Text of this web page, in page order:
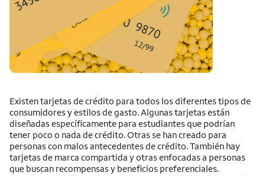
Existen tarjetas de crédito para todos los diferentes tipos de
consumidores y estilos de gasto. Algunas tarjetas están
diseñadas específicamente para estudiantes que podrían
tener poco o nada de crédito. Otras se han creado para
personas con malos antecedentes de crédito. También hay
tarjetas de marca compartida y otras enfocadas a personas
que buscan recompensas y beneficios preferenciales.